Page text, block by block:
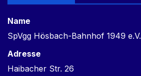
Name
SpVgg Hösbach-Bahnhof 1949 e.V.
Adresse
Haibacher Str. 26